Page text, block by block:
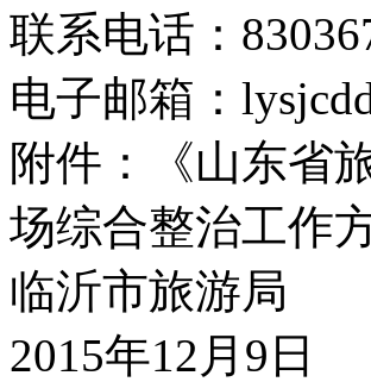
联系电话：
电子邮箱：
附件：《山东省
场综合整治工作
临沂市旅游局
2015年12月9日